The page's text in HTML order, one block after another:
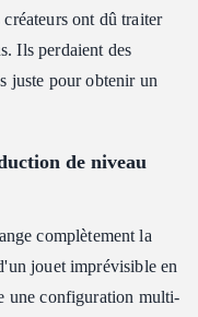
ont dû traiter
Ils perdaient des
juste pour obtenir un
de niveau
complètement la
jouet imprévisible en
une configuration multi-